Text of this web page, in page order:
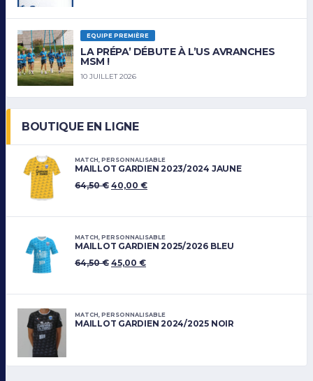
EQUIPE PREMIÈRE
LA PRÉPA’ DÉBUTE À L’US AVRANCHES
MSM !
10 JUILLET 2026
BOUTIQUE EN LIGNE
MATCH PERSONNALISABLE
MAILLOT GARDIEN 2023/2024 JAUNE
64,50€ 40,00 €
MATCH PERSONNALISABLE
MAILLOT GARDIEN 2025/2026 BLEU
64,50€ 45,00 €
MATCH PERSONNALISABLE
MAILLOT GARDIEN 2024/2025 NOIR